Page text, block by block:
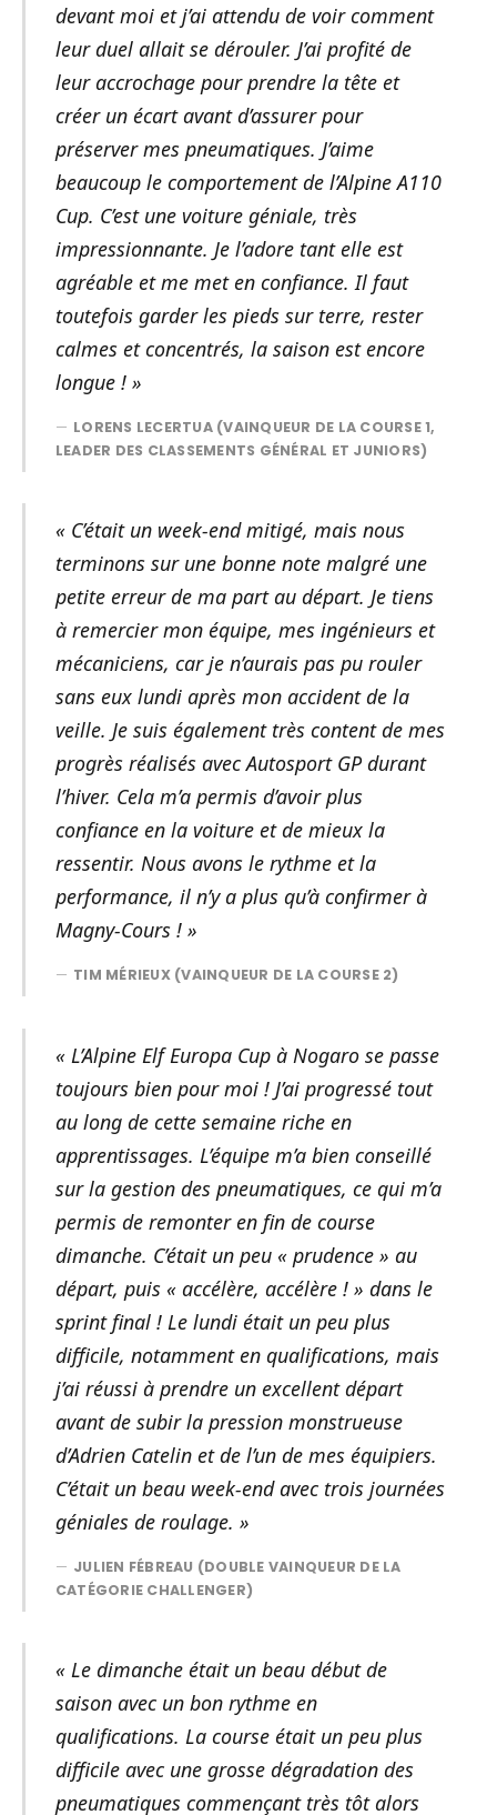
devant moi et j’ai attendu de voir comment
leur duel allait se dérouler. J’ai profité de
leur accrochage pour prendre la tête et
créer un écart avant d’assurer pour
préserver mes pneumatiques. J’aime
beaucoup le comportement de l’Alpine A110
Cup. C’est une voiture géniale, très
impressionnante. Je l’adore tant elle est
agréable et me met en confiance. Il faut
toutefois garder les pieds sur terre, rester
calmes et concentrés, la saison est encore
longue ! »
LORENS LECERTUA (VAINQUEUR DE LA COURSE 1,
LEADER DES CLASSEMENTS GÉNÉRAL ET JUNIORS)
« C’était un week-end mitigé, mais nous
terminons sur une bonne note malgré une
petite erreur de ma part au départ. Je tiens
à remercier mon équipe, mes ingénieurs et
mécaniciens, car je n’aurais pas pu rouler
sans eux lundi après mon accident de la
veille. Je suis également très content de mes
progrès réalisés avec Autosport GP durant
l’hiver. Cela m’a permis d’avoir plus
confiance en la voiture et de mieux la
ressentir. Nous avons le rythme et la
performance, il n’y a plus qu’à confirmer à
Magny-Cours ! »
TIM MÉRIEUX (VAINQUEUR DE LA COURSE 2)
« L’Alpine Elf Europa Cup à Nogaro se passe
toujours bien pour moi ! J’ai progressé tout
au long de cette semaine riche en
apprentissages. L’équipe m’a bien conseillé
sur la gestion des pneumatiques, ce qui m’a
permis de remonter en fin de course
dimanche. C’était un peu « prudence » au
départ, puis « accélère, accélère ! » dans le
sprint final ! Le lundi était un peu plus
difficile, notamment en qualifications, mais
j’ai réussi à prendre un excellent départ
avant de subir la pression monstrueuse
d’Adrien Catelin et de l’un de mes équipiers.
C’était un beau week-end avec trois journées
géniales de roulage. »
JULIEN FÉBREAU (DOUBLE VAINQUEUR DE LA
CATÉGORIE CHALLENGER)
« Le dimanche était un beau début de
saison avec un bon rythme en
qualifications. La course était un peu plus
difficile avec une grosse dégradation des
pneumatiques commençant très tôt alors